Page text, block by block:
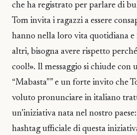
che ha registrato per parlare di
Tom invita i ragazzi a essere
hanno nella loro vita quotidiana
altri, bisogna avere rispetto
cool!». Il messaggio si chiude con
“Mabasta”” e un forte invito che
voluto pronunciare in italiano
un’iniziativa nata nel nostro
hashtag ufficiale di questa